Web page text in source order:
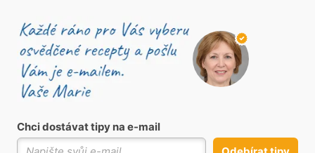
Chci dostávat tipy na e-mail